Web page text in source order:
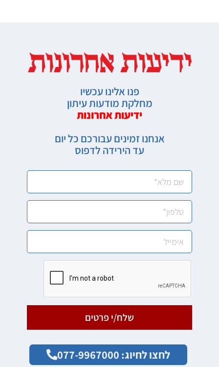
פנו אלינו עכשיו
מחלקת מודעות עיתון
ידיעות אחרונות
אנחנו זמינים עבורכם כל יום
עד הירידה לדפוס
שלח/י פרטים
לחצו לחיוג: 077-9967000